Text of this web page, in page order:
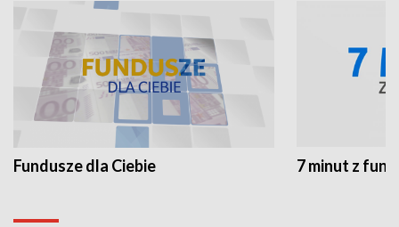
Fundusze dla Ciebie 7 minut z